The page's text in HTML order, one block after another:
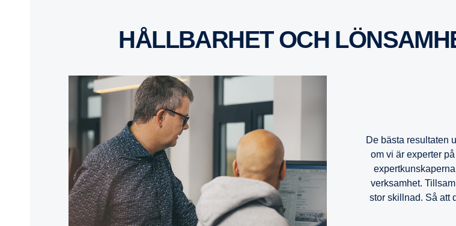
HÅLLBARHET OCH
De bästa resultaten
om vi är experter
verksamhet.
stor skillnad. Så att